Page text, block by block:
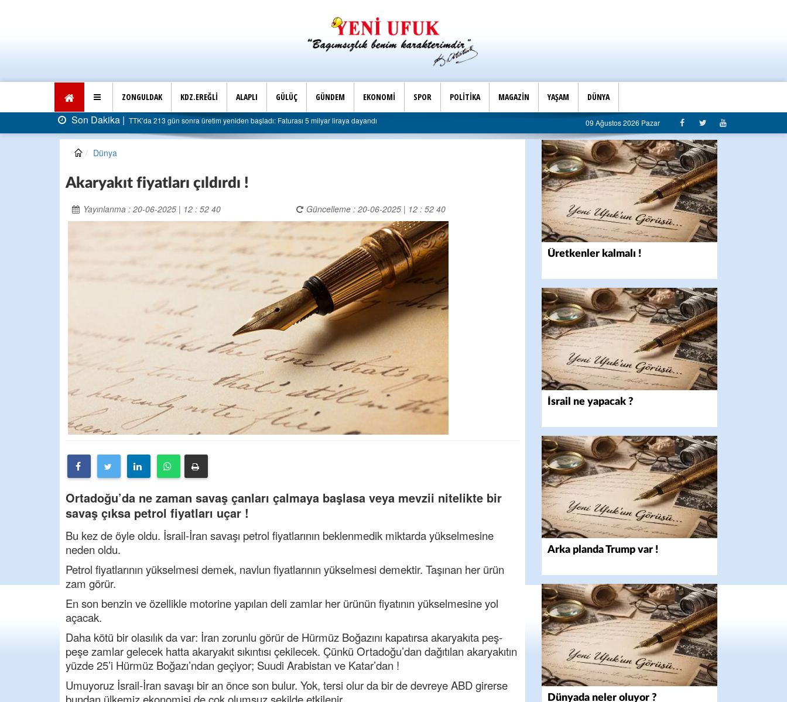
ZONGULDAK KDZ.EREĞLİ ALAPLI GÜLÜÇ GÜNDEM EKONOMİ SPOR POLİTİKA MAGAZİN YAŞAM DÜNYA
Son Dakika |TTK’da 213 gün sonra üretim yeniden başladı: Faturası 5 milyar liraya dayandı AK Parti Ereğli İlçe Başkanlığı’ndan belediyeye sert eleştiri: “Algı siyaseti değil, hizmet belediyeciliği”
09 Ağustos 2026 Pazar
Dünya
Akaryakıt fiyatları çıldırdı !
Yayınlanma : 20-06-2025 | 12 : 52 40 Güncelleme : 20-06-2025 | 12 : 52 40
Ortadoğu’da ne zaman savaş çanları çalmaya başlasa veya mevzii nitelikte bir
savaş çıksa petrol fiyatları uçar !
Bu kez de öyle oldu. İsrail-İran savaşı petrol fiyatlarının beklenmedik miktarda yükselmesine
neden oldu.
Petrol fiyatlarının yükselmesi demek, navlun fiyatlarının yükselmesi demektir. Taşınan her ürün
zam görür.
En son benzin ve özellikle motorine yapılan deli zamlar her ürünün fiyatının yükselmesine yol
açacak.
Daha kötü bir olasılık da var: İran zorunlu görür de Hürmüz Boğazını kapatırsa akaryakıta peş-
peşe zamlar gelecek hatta akaryakıt sıkıntısı çekilecek. Çünkü Ortadoğu’dan dağıtılan akaryakıtın
yüzde 25’i Hürmüz Boğazı’ndan geçiyor; Suudi Arabistan ve Katar’dan !
Umuyoruz İsrail-İran savaşı bir an önce son bulur. Yok, tersi olur da bir de devreye ABD girerse
Üretkenler kalmalı !
İsrail ne yapacak ?
Arka planda Trump var !
Dünyada neler oluyor ?